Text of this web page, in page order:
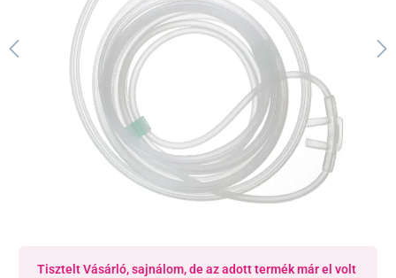
Tisztelt Vásárló, sajnálom, de az adott termék már el volt